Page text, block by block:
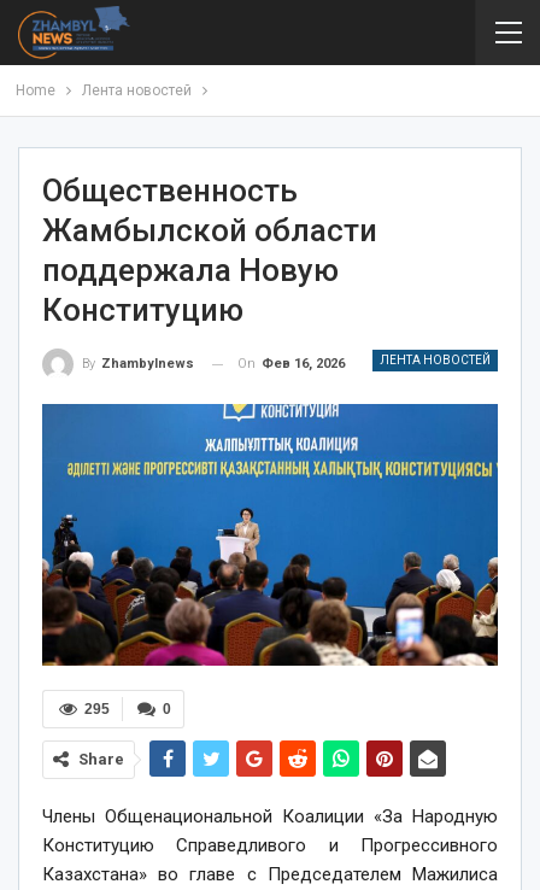
Home Лента новостей
Общественность
Жамбылской области
поддержала Новую
Конституцию
ЛЕНТА НОВОСТЕЙ
By Zhambylnews On Фев 16, 2026
0
295
Share
Члены Общенациональной Коалиции «За Народную
Конституцию Справедливого и Прогрессивного
Казахстана» во главе с Председателем Мажилиса